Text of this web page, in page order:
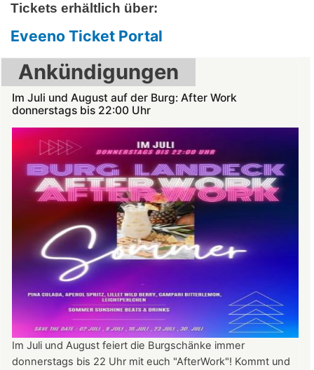
Tickets erhältlich über:
Eveeno Ticket Portal
Ankündigungen
Im Juli und August auf der Burg: After Work
donnerstags bis 22:00 Uhr
Im Juli und August feiert die Burgschänke immer
donnerstags bis 22 Uhr mit euch "AfterWork"! Kommt und